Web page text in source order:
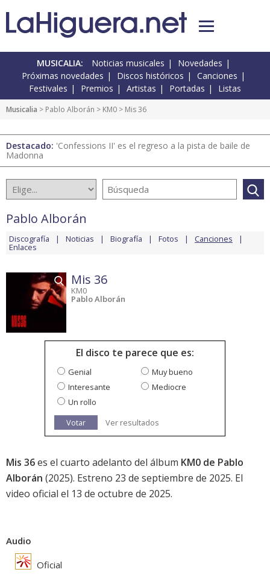
MUSICALIA: Noticias musicales
Novedades
Próximas novedades
Discos históricos
Canciones
Festivales
Premios Artistas Portadas Listas
Musicalia > Pablo Alborán > KM0 > Mis 36
Destacado: 'Confessions II' es el regreso a la pista de baile de
Madonna
Pablo Alborán
Discografía Noticias Biografía Fotos Canciones
Enlaces
Mis 36
KM0
Pablo Alborán
El disco te parece que es:
Genial
Muy bueno
Interesante
Mediocre
Un rollo
Votar
Ver resultados
Mis 36es el cuarto adelanto del álbum KM0 de Pablo
Alborán (2025). Estreno 23 de septiembre de 2025. El
video oficial el 13 de octubre de 2025.
Audio
Oficial